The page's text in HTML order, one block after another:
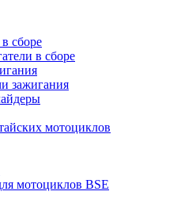
сборе
в сборе
зажигания
мотоциклов
мотоциклов BSE